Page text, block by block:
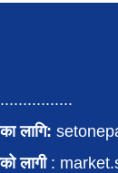
लागि:
लागी :